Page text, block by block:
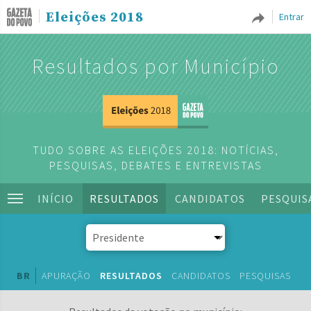
Entrar
Eleições 2018
Resultados por Município
TUDO SOBRE AS ELEIÇÕES 2018: NOTÍCIAS,
PESQUISAS, DEBATES E ENTREVISTAS
INÍCIO RESULTADOS CANDIDATOS
BR APURAÇÃO RESULTADOS CANDIDATOS PESQUISAS